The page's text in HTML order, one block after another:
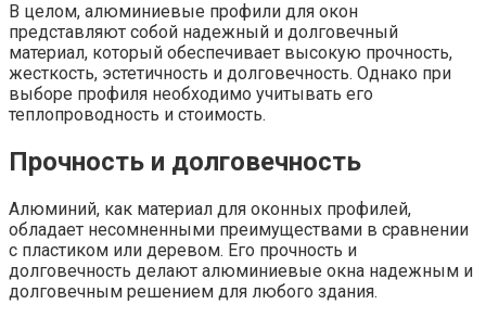
В целом, алюминиевые профили для окон
представляют собой надежный и долговечный
материал, который обеспечивает высокую прочность,
жесткость, эстетичность и долговечность. Однако при
выборе профиля необходимо учитывать его
теплопроводность и стоимость.
Прочность и долговечность
Алюминий, как материал для оконных профилей,
обладает несомненными преимуществами в сравнении
с пластиком или деревом. Его прочность и
долговечность делают алюминиевые окна надежным и
долговечным решением для любого здания.